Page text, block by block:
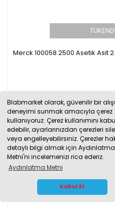
Blabmarket olarak, güvenilir bir
deneyimi sunmak amacıyla çerez
kullanıyoruz. Çerez kullanımını
edebilir, ayarlarınızdan çerezleri
veya engelleyebilirsiniz. Çerezler
detaylı bilgi almak için Aydınlatma
Metni'ni incelemenizi rica ederiz.
Aydınlatma Metni
Kabul Et
TÜKENDİ
Merck 100058.2500 Asetik Asit
0,00
WHATSAPP İLETİŞİM